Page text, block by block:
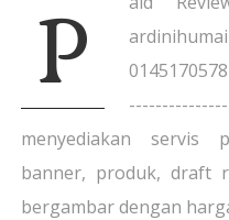
P
menyediakan servis
banner, produk, draft
bergambar dengan